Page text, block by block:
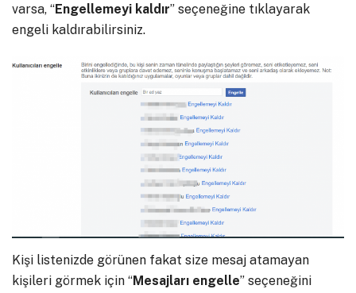
varsa, “Engellemeyi kaldır” seçeneğine tıklayarak
engeli kaldırabilirsiniz.
Kişi listenizde görünen fakat size mesaj atamayan
kişileri görmek için “Mesajları engelle” seçeneğini